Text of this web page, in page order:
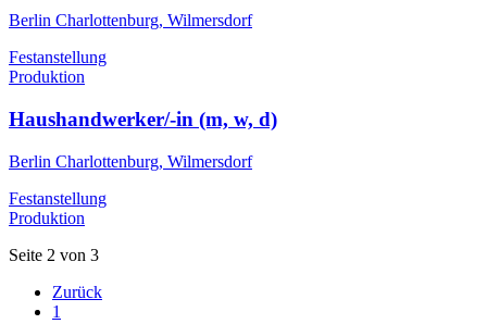
Berlin Charlottenburg, Wilmersdorf
Festanstellung
Produktion
Haushandwerker/-in (m, w, d)
Berlin Charlottenburg, Wilmersdorf
Festanstellung
Produktion
Seite 2 von 3
Zurück
1